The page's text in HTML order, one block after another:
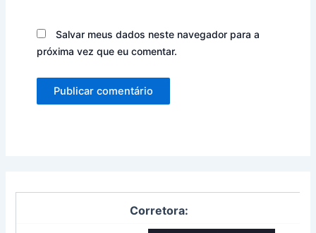
Salvar meus dados neste navegador para a
próxima vez que eu comentar.
Corretora: